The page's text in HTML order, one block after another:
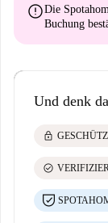
errorDie
Buchung
Und denk
lock
check_circle